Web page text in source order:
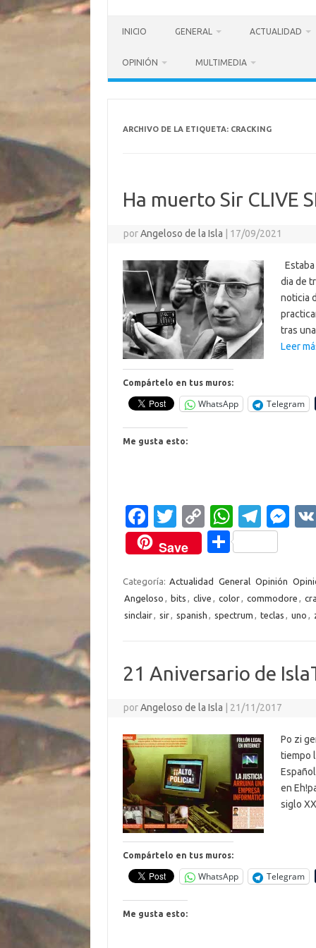
INICIO GENERAL ACTUALIDAD
OPINIÓN MULTIMEDIA
ARCHIVO DE LA ETIQUETA: CRACKING
Ha muerto Sir CLIVE
porAngeloso de la Isla 17/09/2021
dia de
noticia
tras
Leer
Compártelo en tus muros:
WhatsApp Telegram
Me gusta esto:
Fa
c
e
b
o
T
w
it
te
r
C
o
p
y
Li
W
h
at
s
A
T
el
e
gr
a
M
n
g
Save
C
m
p
r
Categoría: Actualidad General Opinión
Angeloso , bits , clive , color, commodore ,
sinclair, sir, spanish , spectrum , teclas , uno ,
21 Aniversario de
porAngeloso de la Isla 21/11/2017
Po zi
tiempo
en
siglo
Compártelo en tus muros:
WhatsApp Telegram
Me gusta esto: